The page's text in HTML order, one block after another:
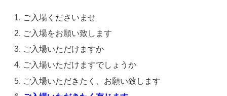
ご入場くださいませ
ご入場をお願い致します
ご入場いただけますか
ご入場いただけますでしょうか
ご入場いただきたく、お願い致します